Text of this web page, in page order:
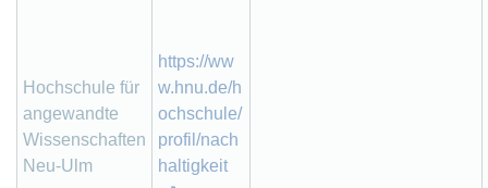
Hochschule für
angewandte
Wissenschaften
Neu-Ulm
https://ww
w.hnu.de/h
ochschule/
profil/nach
haltigkeit